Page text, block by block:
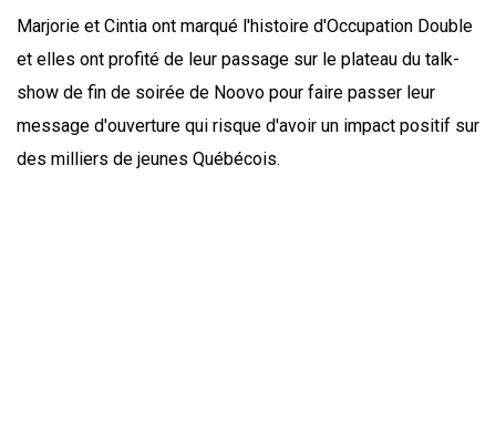
Marjorie et Cintia ont marqué l'histoire d'Occupation Double
et elles ont profité de leur passage sur le plateau du talk-
show de fin de soirée de Noovo pour faire passer leur
message d'ouverture qui risque d'avoir un impact positif sur
des milliers de jeunes Québécois.